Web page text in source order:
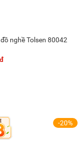
nghề Tolsen 80042
-20%